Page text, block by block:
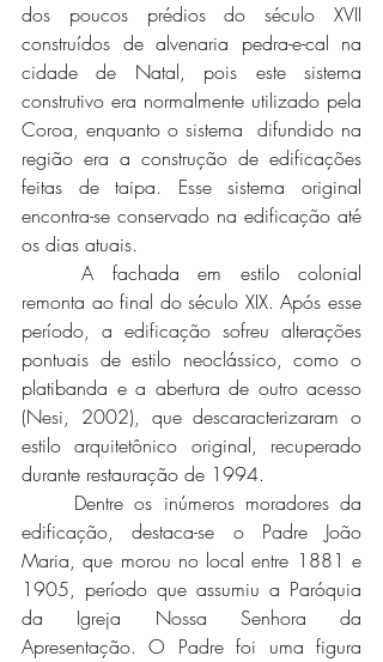
dos poucos prédios do século XVII
construídos de alvenaria pedra-e-cal na
cidade de Natal, pois este sistema
construtivo era normalmente utilizado pela
Coroa, enquanto o sistema  difundido na
região era a construção de edificações
feitas de taipa. Esse sistema original
encontra-se conservado na edificação até
os dias atuais.
	A fachada em estilo colonial
remonta ao final do século XIX. Após esse
período, a edificação sofreu alterações
pontuais de estilo neoclássico, como o
platibanda e a abertura de outro acesso
(Nesi, 2002), que descaracterizaram o
estilo arquitetônico original, recuperado
durante restauração de 1994.
edificação, destaca-se o Padre João
Maria, que morou no local entre 1881 e
1905, período que assumiu a Paróquia
da Igreja Nossa Senhora da
Apresentação. O Padre foi uma figura